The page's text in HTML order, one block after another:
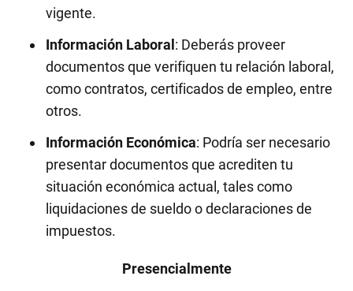
vigente.
Información Laboral : Deberás proveer
documentos que verifiquen tu relación laboral,
como contratos, certificados de empleo, entre
otros.
Información Económica: Podría ser necesario
presentar documentos que acrediten tu
situación económica actual, tales como
liquidaciones de sueldo o declaraciones de
impuestos.
Presencialmente